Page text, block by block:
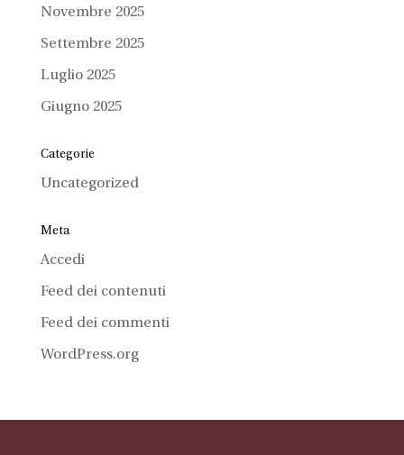
Novembre 2025
Settembre 2025
Luglio 2025
Giugno 2025
Categorie
Uncategorized
Meta
Accedi
Feed dei contenuti
Feed dei commenti
WordPress.org